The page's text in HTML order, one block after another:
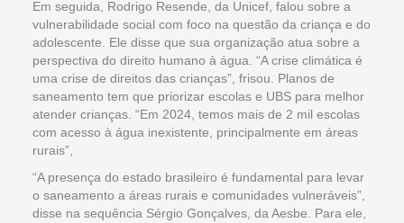
Em seguida, Rodrigo Resende, da Unicef, falou sobre a
vulnerabilidade social com foco na questão da criança e do
adolescente. Ele disse que sua organização atua sobre a
perspectiva do direito humano à água. “A crise climática é
uma crise de direitos das crianças”, frisou. Planos de
saneamento tem que priorizar escolas e UBS para melhor
atender crianças. “Em 2024, temos mais de 2 mil escolas
com acesso à água inexistente, principalmente em áreas
rurais”,
“A presença do estado brasileiro é fundamental para levar
o saneamento a áreas rurais e comunidades vulneráveis”,
disse na sequência Sérgio Gonçalves, da Aesbe. Para ele,